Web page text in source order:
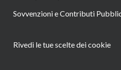
Sovvenzioni e Contributi
Rivedi le tue scelte dei cookie